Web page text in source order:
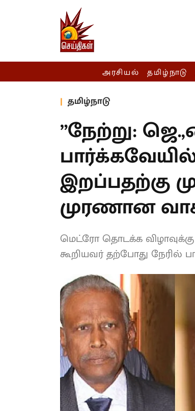
அரசியல் தமிழ்நாடு
தமிழ்நாடு
”நேற்று:
இறப்பதற்கு
முரணான
மெட்ரோ தொடக்க
என்றுக் கூறியவர் தற்போது
ஓ.பி.எஸ்.